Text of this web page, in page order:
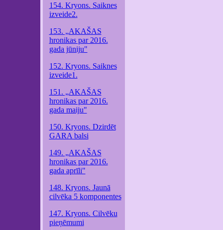
154. Kryons. Saiknes
izveide2.
153. „AKAŠAS
hronikas par 2016.
gada jūniju"
152. Kryons. Saiknes
izveide1.
151. „AKAŠAS
hronikas par 2016.
gada maiju"
150. Kryons. Dzirdēt
GARA balsi
149. „AKAŠAS
hronikas par 2016.
gada aprīli"
148. Kryons. Jaunā
cilvēka 5 komponentes
147. Kryons. Cilvēku
pieņēmumi